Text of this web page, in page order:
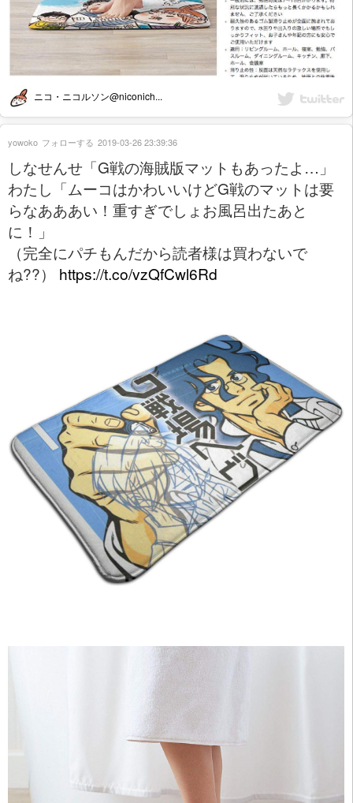
ニコ・ニコルソン@niconich...
しなせんせ「G戦の海賊版マットもあったよ…」
わたし「ムーコはかわいいけどG戦のマットは要
らなあああい！重すぎでしょお風呂出たあと
に！」
（完全にパチもんだから読者様は買わないで
ね??） https://t.co/vzQfCwl6Rd
yowoko フォローする 2019-03-26 23:39:36